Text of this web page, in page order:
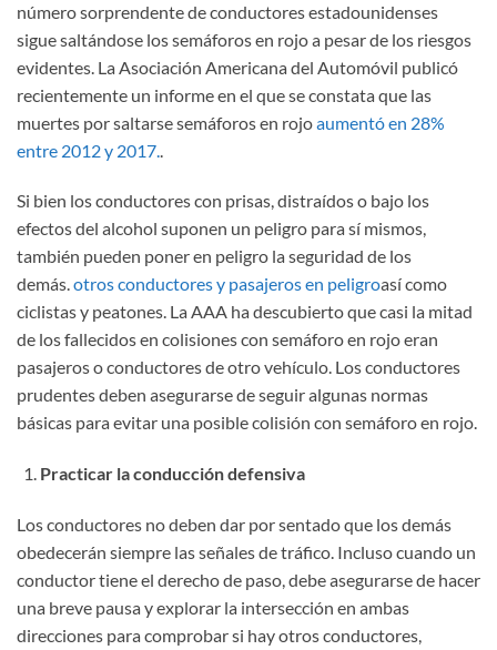
número sorprendente de conductores estadounidenses
sigue saltándose los semáforos en rojo a pesar de los riesgos
evidentes. La Asociación Americana del Automóvil publicó
recientemente un informe en el que se constata que las
muertes por saltarse semáforos en rojoaumentó en 28%
entre 2012 y 2017.
Si bien los conductores con prisas, distraídos o bajo los
efectos del alcohol suponen un peligro para sí mismos,
también pueden poner en peligro la seguridad de los
demás.otros conductores y pasajeros en peligroasí como
ciclistas y peatones. La AAA ha descubierto que casi la mitad
de los fallecidos en colisiones con semáforo en rojo eran
pasajeros o conductores de otro vehículo. Los conductores
prudentes deben asegurarse de seguir algunas normas
básicas para evitar una posible colisión con semáforo en rojo.
Practicar la conducción defensiva
Los conductores no deben dar por sentado que los demás
obedecerán siempre las señales de tráfico. Incluso cuando un
conductor tiene el derecho de paso, debe asegurarse de hacer
una breve pausa y explorar la intersección en ambas
direcciones para comprobar si hay otros conductores,